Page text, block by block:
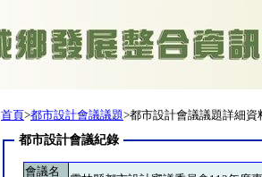
首頁>都市設計會議議題>都市設計會議議題詳細資
都市設計會議紀錄
會議名